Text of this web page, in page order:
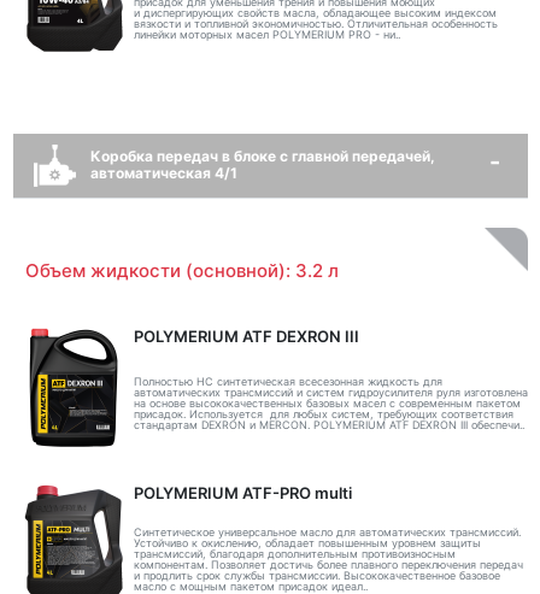
и диспергирующих свойств масла, обладающее высоким индексом
вязкости и топливной экономичностью. Отличительная особенность
линейки моторных масел POLYMERIUM PRO - ни..
Коробка передач в блоке с главной передачей,
автоматическая 4/1
Объем жидкости (основной): 3.2 л
POLYMERIUM ATF DEXRON III
Полностью НС синтетическая всесезонная жидкость для
автоматических трансмиссий и систем гидроусилителя руля изготовлена
на основе высококачественных базовых масел с современным пакетом
присадок. Используется для любых систем, требующих соответствия
стандартам DEXRON и MERCON. POLYMERIUM ATF DEXRON III обеспечи..
POLYMERIUM ATF-PRO multi
Синтетическое универсальное масло для автоматических трансмиссий.
Устойчиво к окислению, обладает повышенным уровнем защиты
трансмиссий, благодаря дополнительным противоизносным
компонентам. Позволяет достичь более плавного переключения передач
и продлить срок службы трансмиссии. Высококачественное базовое
масло с мощным пакетом присадок идеал..